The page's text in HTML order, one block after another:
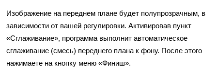
Изображение на переднем плане будет полупрозрачным, в
зависимости от вашей регулировки. Активировав пункт
«Сглаживание», программа выполнит автоматическое
сглаживание (смесь) переднего плана к фону. После этого
нажимаете на кнопку меню «Финиш».